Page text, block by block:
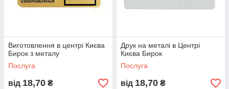
Виготовлення в центрі Києва
Бирок з металу
Послуга
від 18,70 ₴
Друк на металі в Центрі
Києва Бирок
Послуга
від 18,70 ₴